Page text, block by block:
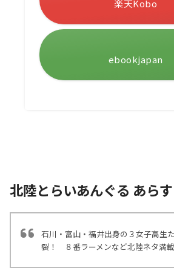
楽天Kobo
ebookjapan
北陸とらいあんぐる あら
石川・富山・福井出身の３女子高生
裂！ ８番ラーメンなど北陸ネタ満載